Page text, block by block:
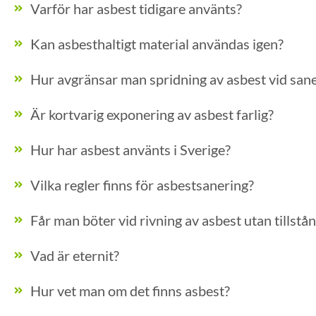
Varför har asbest tidigare använts?
Kan asbesthaltigt material användas igen?
Hur avgränsar man spridning av asbest vid
Är kortvarig exponering av asbest farlig?
Hur har asbest använts i Sverige?
Vilka regler finns för asbestsanering?
Får man böter vid rivning av asbest utan
Vad är eternit?
Hur vet man om det finns asbest?